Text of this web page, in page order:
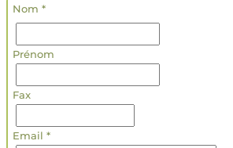
Nom *
Prénom
Fax
Email *